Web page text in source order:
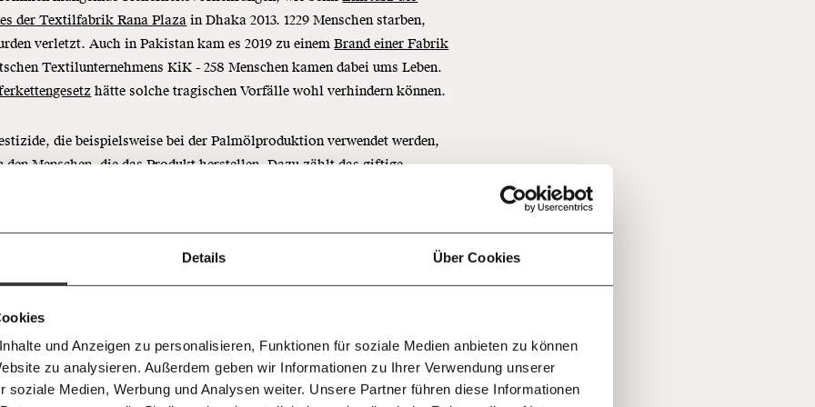
Details Über Cookies
und Anzeigen zu personalisieren, Funktionen für soziale Medien anbieten zu können
zu analysieren. Außerdem geben wir Informationen zu Ihrer Verwendung unserer
soziale Medien, Werbung und Analysen weiter. Unsere Partner führen diese Informationen
Immer auf
dem
unseren gratis
E-Mail-
Morgenmoment:
Knackig über die
wichtigsten Themen
unsere Wirtschaft so
das wird auch so bleiben.
6017
für sozialen Fortschritt
50€ 100€ €
Facebook Mastodon
der Textilfabrik Rana Plaza in Dhaka 2013. 1229 Menschen starben,
verletzt. Auch in Pakistan kam es 2019 zu einemBrand einer Fabrik
Textilunternehmens KiK - 258 Menschen kamen dabei ums Leben.
hätte solche tragischen Vorfälle wohl verhindern können.
die beispielsweise bei der Palmölproduktion verwendet werden,
den Menschen, die das Produkt herstellen. Dazu zählt das giftige
Dadurch kommt es häufig zu Arbeitsunfällen. Die Folge: Schwindel,
Durchfall, bis hin zu Nierenversagen und Lungenfibrose. Genug
warum Paraquat in der EU verboten ist - am Anfang der Lieferkette
Lieferkettengesetzschützt
Regenwald